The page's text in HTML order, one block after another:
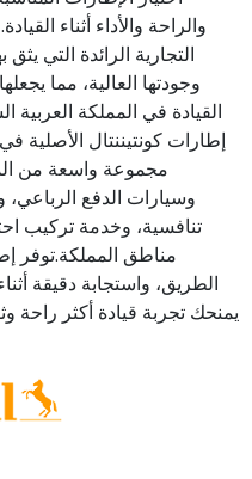
والراحة والأداء أثناء
التجارية الرائدة التي
وجودتها العالية، مما
القيادة في المملكة
إطارات كونتيننتال الأصلية
مجموعة واسعة من
وسيارات الدفع الرباعي،
تنافسية، وخدمة تركيب
مناطق المملكة.توفر
الطريق، واستجابة دقيقة
يمنحك تجربة قيادة أكثر